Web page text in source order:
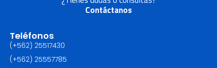
Contáctanos
Teléfonos
(+562) 25517430‬
(+562) 25557785